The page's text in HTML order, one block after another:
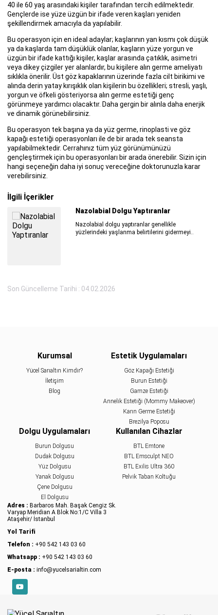
40 ile 60 yaş arasındaki kişiler tarafından tercih edilmektedir.
Gençlerde ise yüze üzgün bir ifade veren kaşları yeniden
şekillendirmek amacıyla da yapılabilir.
Bu operasyon için en ideal adaylar; kaşlarının yan kısmı çok düşük
ya da kaşlarda tam düşüklük olanlar, kaşların yüze yorgun ve
üzgün bir ifade kattığı kişiler, kaşlar arasında çatıklık, asimetri
veya dikey çizgiler yer alanlardır, bu kişilere alın germe ameliyatı
sıklıkla önerilir. Üst göz kapaklarının üzerinde fazla cilt birikimi ve
alında derin yatay kırışıklık olan kişilerin bu özellikleri; stresli, yaşlı,
yorgun ve öfkeli gösteriyorsa alın germe estetiği genç
görünmeye yardımcı olacaktır. Daha gergin bir alınla daha enerjik
ve dinamik görünebilirsiniz.
Bu operasyon tek başına ya da yüz germe, rinoplasti ve göz
kapağı estetiği operasyonları ile de bir arada tek seansta
yapılabilmektedir. Cerrahınız tüm yüz görünümünüzü
gençleştirmek için bu operasyonları bir arada önerebilir. Sizin için
hangi seçeneğin daha iyi sonuç vereceğine doktorunuzla karar
verebilirsiniz.
İlgili İçerikler
Nazolabial Dolgu Yaptıranlar
Nazolabial dolgu yaptıranlar genellikle
yüzlerindeki yaşlanma belirtilerini gidermeyi..
Son Güncelleme Tarihi : 04.02.2026
Kurumsal
Yücel Sarıaltın Kimdir?
İletişim
Blog
Estetik Uygulamaları
Göz Kapağı Estetiği
Burun Estetiği
Gamze Estetiği
Annelik Estetiği (Mommy Makeover)
Karın Germe Estetiği
Brezilya Poposu
Dolgu Uygulamaları
Burun Dolgusu
Dudak Dolgusu
Yüz Dolgusu
Yanak Dolgusu
Çene Dolgusu
El Dolgusu
Kullanılan Cihazlar
BTL Emtone
BTL Emsculpt NEO
BTL Exilis Ultra 360
Pelvik Taban Koltuğu
Adres : Barbaros Mah. Başak Cengiz Sk.
Varyap Meridian A Blok No:1/C Villa 3
Ataşehir/ İstanbul
Yol Tarifi
Telefon : +90 542 143 03 60
Whatsapp : +90 542 143 03 60
E-posta : info@yucelsarialtin.com
YouTube